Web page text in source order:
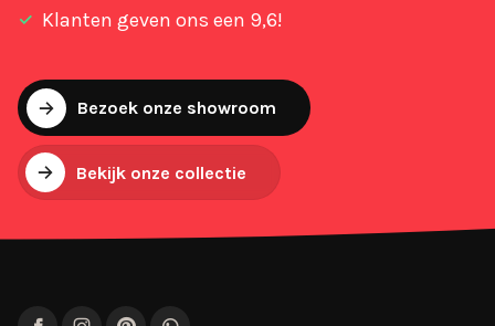
Klanten geven ons een 9,6!
Bezoek onze showroom
Bekijk onze collectie